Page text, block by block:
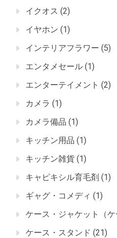
イクオス (2)
イヤホン (1)
インテリアフラワー (5)
エンタメセール (1)
エンターテイメント (2)
カメラ (1)
カメラ備品 (1)
キッチン用品 (1)
キッチン雑貨 (1)
キャピキシル育毛剤 (1)
ギャグ・コメディ (1)
ケース・ジャケット（ケ
ケース・スタンド (21)